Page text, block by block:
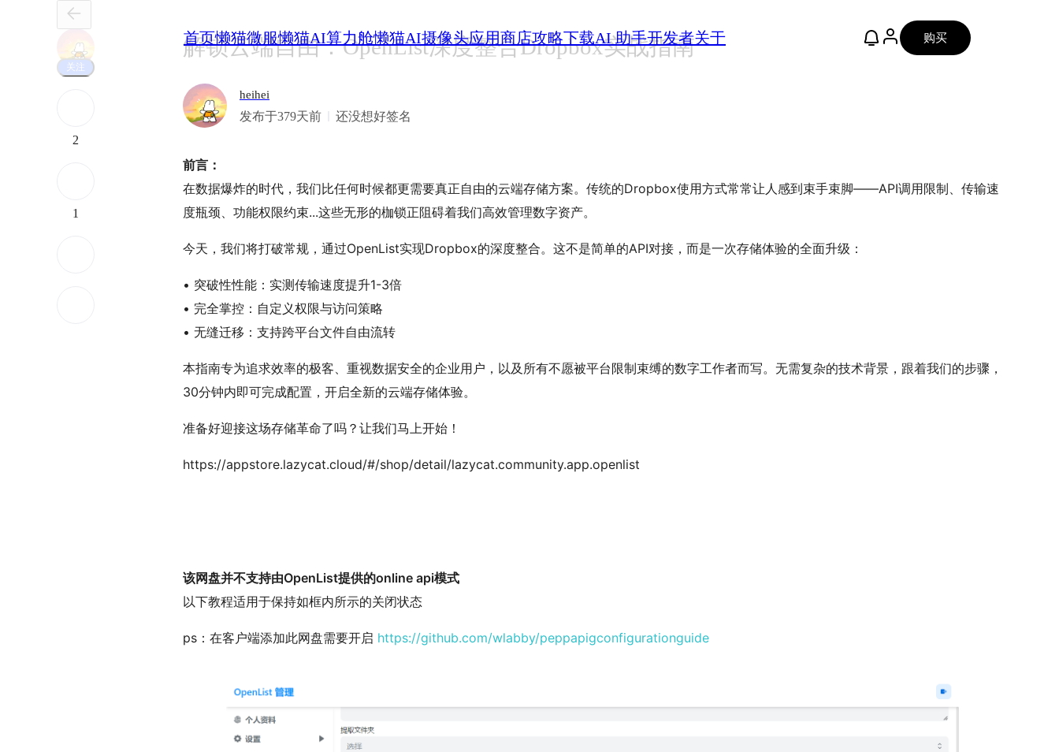
首页懒猫微服懒猫AI算力舱懒猫AI摄像头应用商店攻略下载AI 助手开发者关于 购买
关注
2
1
解锁云端自由：OpenList深度整合Dropbox实战指南
heihei
发布于379天前 还没想好签名
前言：
在数据爆炸的时代，我们比任何时候都更需要真正自由的云端存储方案。传统的Dropbox使用方式常常让人感到束手束脚——API调用限制、传输速
度瓶颈、功能权限约束...这些无形的枷锁正阻碍着我们高效管理数字资产。
今天，我们将打破常规，通过OpenList实现Dropbox的深度整合。这不是简单的API对接，而是一次存储体验的全面升级：
• 突破性性能：实测传输速度提升1-3倍
• 完全掌控：自定义权限与访问策略
• 无缝迁移：支持跨平台文件自由流转
本指南专为追求效率的极客、重视数据安全的企业用户，以及所有不愿被平台限制束缚的数字工作者而写。无需复杂的技术背景，跟着我们的步骤，
30分钟内即可完成配置，开启全新的云端存储体验。
准备好迎接这场存储革命了吗？让我们马上开始！
https://appstore.lazycat.cloud/#/shop/detail/lazycat.community.app.openlist
该网盘并不支持由OpenList提供的online api模式
以下教程适用于保持如框内所示的关闭状态
ps：在客户端添加此网盘需要开启 https://github.com/wlabby/peppapigconfigurationguide